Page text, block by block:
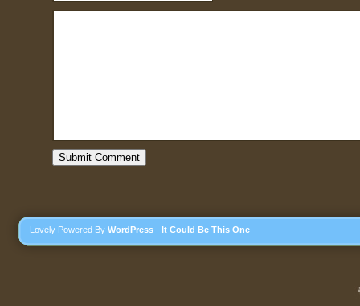
Lovely Powered By WordPress - It Could Be This One